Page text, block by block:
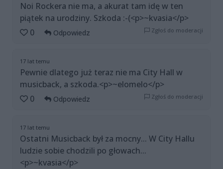
Noi Rockera nie ma, a akurat tam idę w ten
piątek na urodziny. Szkoda :-(<p>~kvasia</p>
0
Odpowiedz Zgłoś do moderacji
17 lat temu
Pewnie dlatego już teraz nie ma City Hall w
musicback, a szkoda.<p>~elomelo</p>
0
Odpowiedz Zgłoś do moderacji
17 lat temu
Ostatni Musicback był za mocny... W City Hallu
ludzie sobie chodzili po głowach...
<p>~kvasia</p>